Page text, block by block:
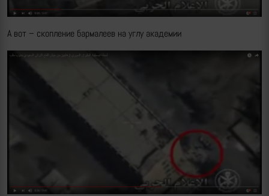
А вот – скопление бармалеев на углу академии